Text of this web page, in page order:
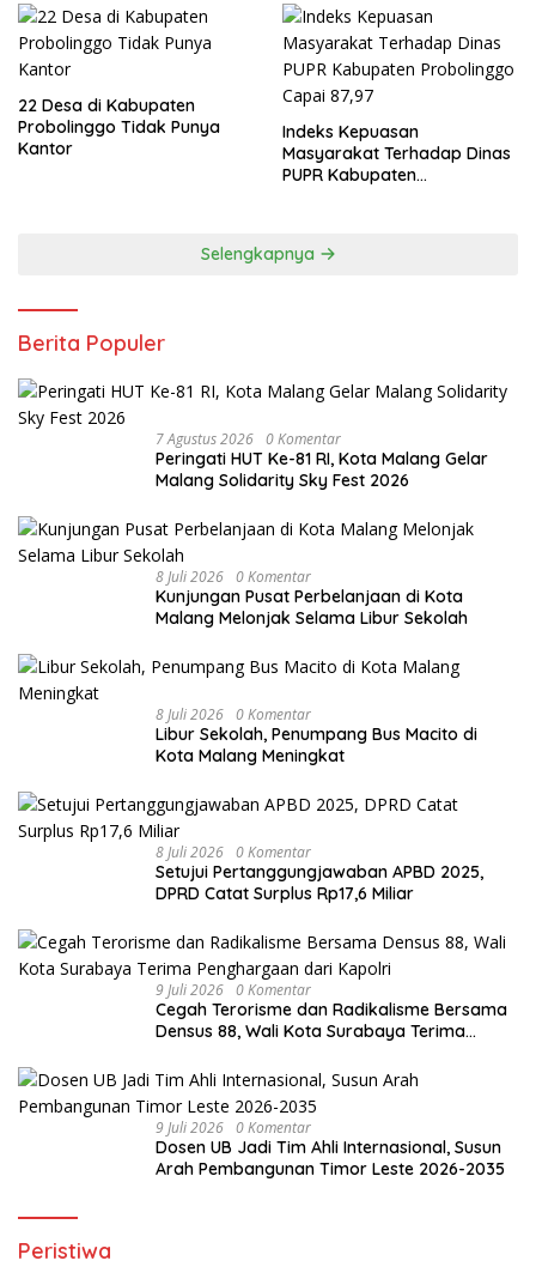
22 Desa di Kabupaten
Probolinggo Tidak Punya
Kantor
Indeks Kepuasan
Masyarakat Terhadap Dinas
PUPR Kabupaten
Selengkapnya
Berita Populer
7 Agustus 2026 0 Komentar
Peringati HUT Ke-81 RI, Kota Malang Gelar
Malang Solidarity Sky Fest 2026
8 Juli 2026 0 Komentar
Kunjungan Pusat Perbelanjaan di Kota
Malang Melonjak Selama Libur Sekolah
8 Juli 2026 0 Komentar
Libur Sekolah, Penumpang Bus Macito di
Kota Malang Meningkat
8 Juli 2026 0 Komentar
Setujui Pertanggungjawaban APBD 2025,
DPRD Catat Surplus Rp17,6 Miliar
9 Juli 2026 0 Komentar
Cegah Terorisme dan Radikalisme Bersama
Densus 88, Wali Kota Surabaya Terima
9 Juli 2026 0 Komentar
Dosen UB Jadi Tim Ahli Internasional, Susun
Arah Pembangunan Timor Leste 2026-2035
Peristiwa